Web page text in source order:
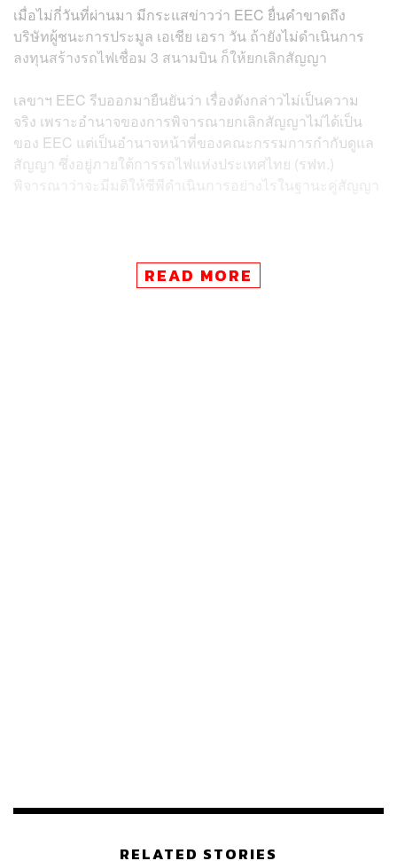
เมื่อไม่กี่วันที่ผ่านมา มีกระแสข่าวว่า EEC ยื่นคำขาดถึง
บริษัทผู้ชนะการประมูล เอเชีย เอรา วัน ถ้ายังไม่ดำเนินการ
ลงทุนสร้างรถไฟเชื่อม 3 สนามบิน ก็ให้ยกเลิกสัญญา
เลขาฯ EEC รีบออกมายืนยันว่า เรื่องดังกล่าวไม่เป็นความ
จริง เพราะอำนาจของการพิจารณายกเลิกสัญญาไม่ได้เป็น
ของ EEC แต่เป็นอำนาจหน้าที่ของคณะกรรมการกำกับดูแล
สัญญา ซึ่งอยู่ภายใต้การรถไฟแห่งประเทศไทย (รฟท.)
พิจารณาว่าจะมีมติให้ซีพีดำเนินการอย่างไรในฐานะคู่สัญญา
ไฮสปีดเชื่อม 3 สนามบินได้ไปต่อ! EEC เร่งเคลียร์ค่าสัม
โดยทาง BOI ไม่ขยายเวลาให้กับผู้ชนะการประมูล บริษัท
อุทธรณ์ขอให้ BOI ขยายเวลาการออกบัตรส่งเสริม”
READ MORE
RELATED STORIES